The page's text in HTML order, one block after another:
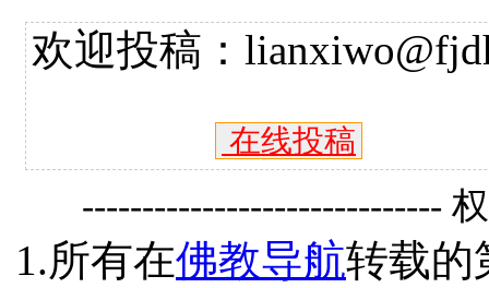
欢迎投稿：
在线投稿
------------------------------
1.所有在佛教导航转载的